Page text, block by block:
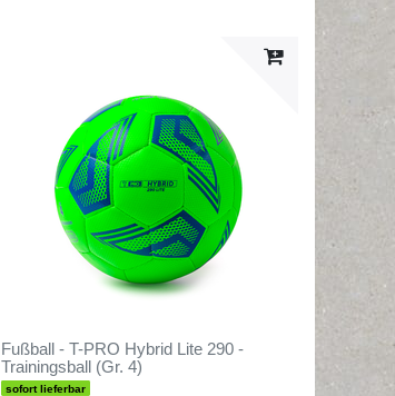
Fußball - T-PRO Hybrid Lite 290 -
Trainingsball (Gr. 4)
sofort lieferbar